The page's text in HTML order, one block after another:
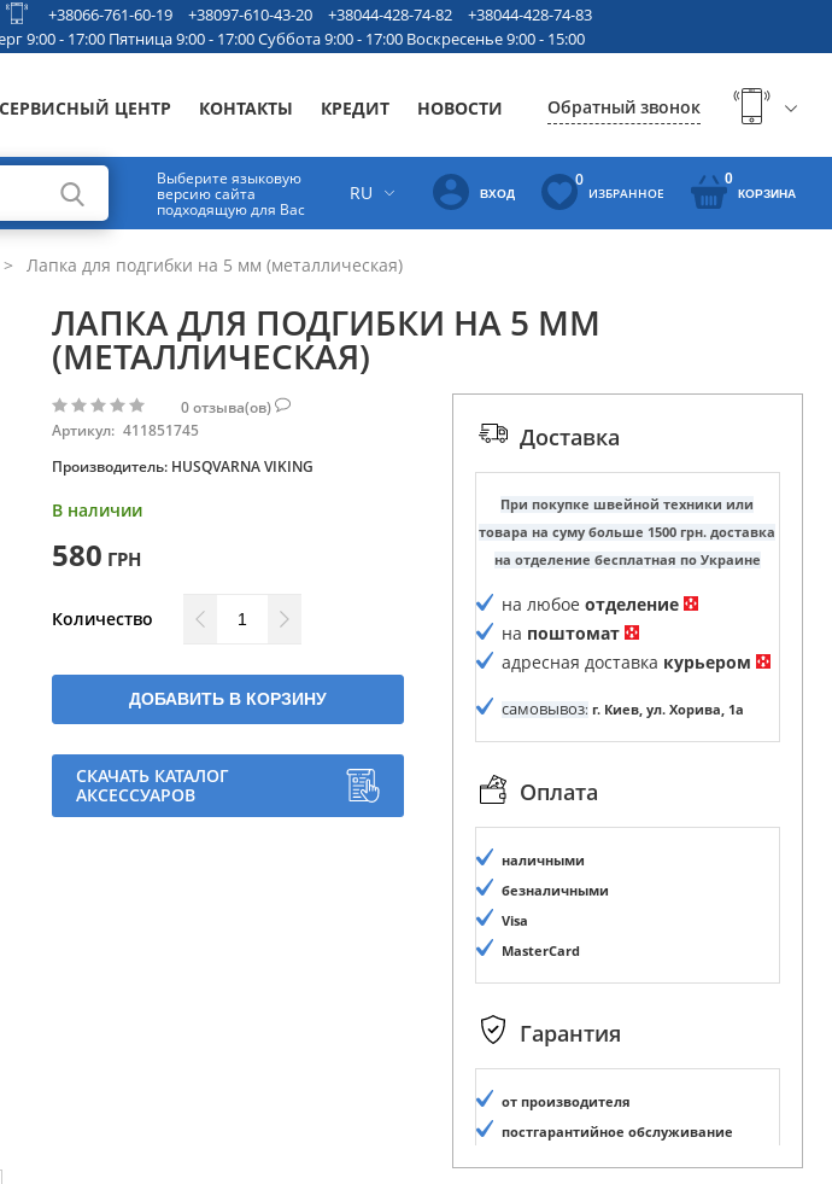
+38066-761-60-19 +38097-610-43-20 +38044-428-74-82
+38044-428-74-83
9:00 - 17:00 Пятница 9:00 - 17:00 Суббота 9:00 - 17:00 Воскресенье 9:00 - 15:00
СЕРВИСНЫЙ ЦЕНТР КОНТАКТЫ КРЕДИТ НОВОСТИ Обратный звонок
Выберите языковую
версию сайта
подходящую для Вас
RU ВХОД
0
ИЗБРАННОЕ
0
КОРЗИНА
Лапка для подгибки на 5 мм (металлическая)
ЛАПКА ДЛЯ ПОДГИБКИ НА 5 ММ
(МЕТАЛЛИЧЕСКАЯ)
0отзыва(ов)
Артикул: 411851745
Производитель: HUSQVARNA VIKING
В наличии
580 ГРН
Количество
ДОБАВИТЬ В КОРЗИНУ
СКАЧАТЬ КАТАЛОГ
АКСЕССУАРОВ
Доставка
При покупке швейной техники или
товара на суму больше 1500 грн. доставка
на отделение бесплатная по Украине
на любое отделение
на поштомат
адресная доставка курьером
самовывоз: г. Киев, ул. Хорива, 1а
Оплата
наличными
безналичными
Visa
MasterCard
Гарантия
от производителя
постгарантийное обслуживание